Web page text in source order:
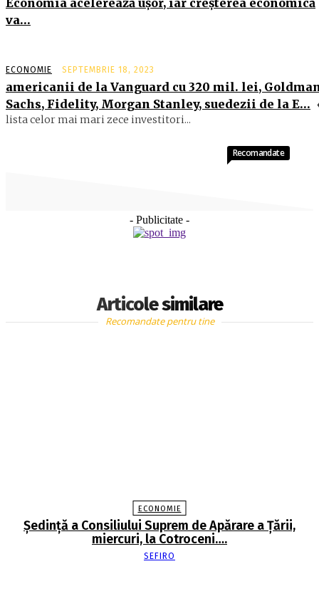
Economia acelerează uşor, iar creşterea economică
va…
ECONOMIE SEPTEMBRIE 18, 2023
americanii de la Vanguard cu 320 mil. lei,
Sachs, Fidelity, Morgan Stanley, suedezii de la E…
lista celor mai mari zece investitori...
- Publicitate -
Articole similare
Recomandate
Recomandate pentru tine
ECONOMIE
Şedinţă a Consiliului Suprem de Apărare a Ţării,
miercuri, la Cotroceni….
SEFIRO